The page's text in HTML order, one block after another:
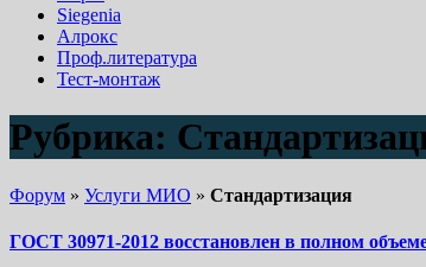
Siegenia
Алрокс
Проф.литература
Тест-монтаж
Рубрика:
Форум » Услуги МИО » Стандартизация
ГОСТ 30971-2012 восстановлен в полном